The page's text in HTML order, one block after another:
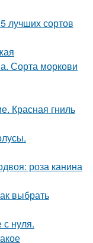
лучших сортов
Сорта моркови
Красная гниль
роза канина
выбрать
с нуля.